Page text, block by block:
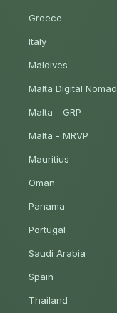
Greece
Italy
Maldives
Malta Digital Nomad
Malta - GRP
Malta - MRVP
Mauritius
Oman
Panama
Portugal
Saudi Arabia
Spain
Thailand